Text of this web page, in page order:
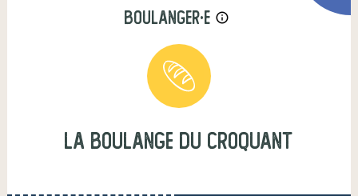
boulanger·e info_outline
la boulange du croquant